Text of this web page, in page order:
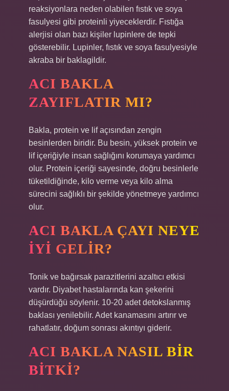
reaksiyonlara neden olabilen fıstık ve soya
fasulyesi gibi proteinli yiyeceklerdir. Fıstığa
alerjisi olan bazı kişiler lupinlere de tepki
gösterebilir. Lupinler, fıstık ve soya fasulyesiyle
akraba bir baklagildir.
ACI BAKLA
ZAYIFLATIR MI?
Bakla, protein ve lif açısından zengin
besinlerden biridir. Bu besin, yüksek protein ve
lif içeriğiyle insan sağlığını korumaya yardımcı
olur. Protein içeriği sayesinde, doğru besinlerle
tüketildiğinde, kilo verme veya kilo alma
sürecini sağlıklı bir şekilde yönetmeye yardımcı
olur.
ACI BAKLA ÇAYI NEYE
IYI GELIR?
Tonik ve bağırsak parazitlerini azaltıcı etkisi
vardır. Diyabet hastalarında kan şekerini
düşürdüğü söylenir. 10-20 adet detokslanmış
baklası yenilebilir. Adet kanamasını artırır ve
rahatlatır, doğum sonrası akıntıyı giderir.
ACI BAKLA NASIL BIR
BITKI?